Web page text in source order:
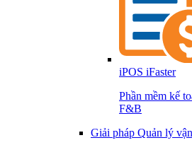
iPOS iFaster
Phần mềm kế
F&B
Giải pháp Quản lý